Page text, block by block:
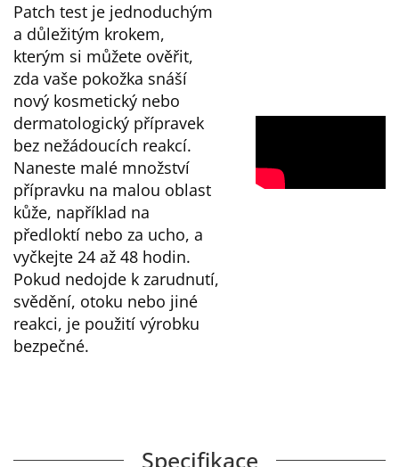
Patch test je jednoduchým
a důležitým krokem,
kterým si můžete ověřit,
zda vaše pokožka snáší
nový kosmetický nebo
dermatologický přípravek
bez nežádoucích reakcí.
Naneste malé množství
přípravku na malou oblast
kůže, například na
předloktí nebo za ucho, a
vyčkejte 24 až 48 hodin.
Pokud nedojde k zarudnutí,
svědění, otoku nebo jiné
reakci, je použití výrobku
bezpečné.
Specifikace